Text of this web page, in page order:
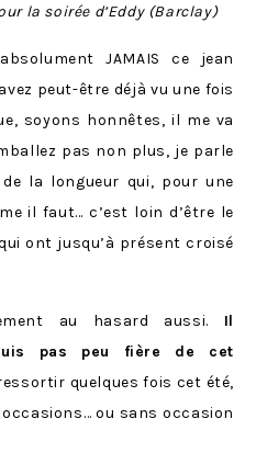
la soirée d’Eddy (Barclay)
JAMAIS ce jean
peut-être déjà vu une fois
soyons honnêtes, il me va
pas non plus, je parle
la longueur qui, pour une
il faut… c’est loin d’être le
ont jusqu’à présent croisé
au hasard aussi. Il
pas peu fière de cet
quelques fois cet été,
ou sans occasion